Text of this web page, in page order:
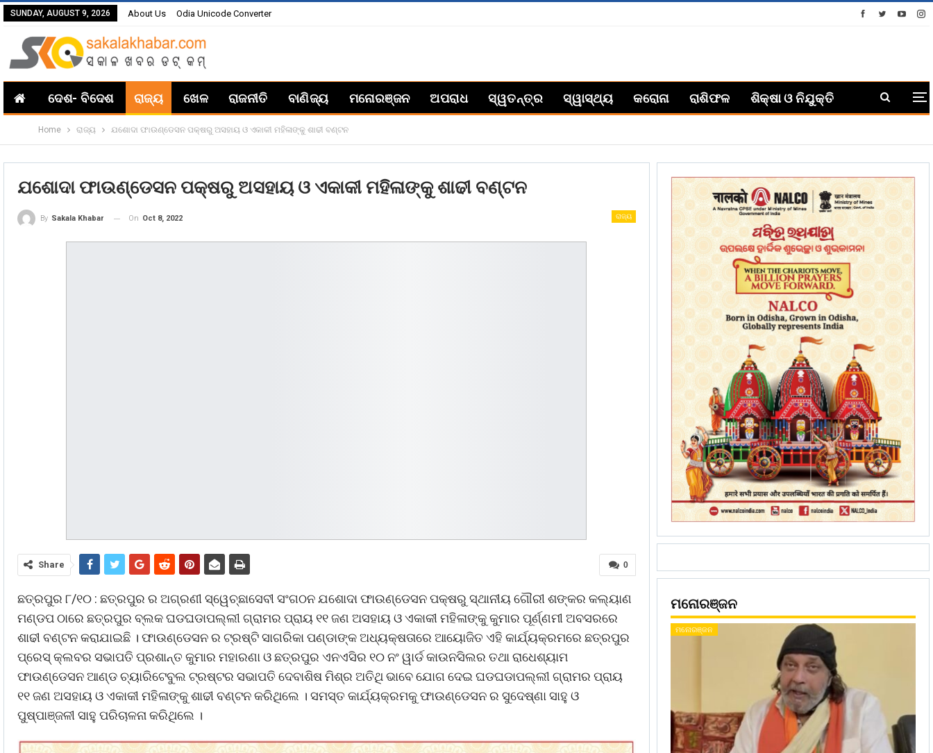
SUNDAY, AUGUST 9, 2026 About Us Odia Unicode Converter
ଦେଶ- ବିଦେଶ ରାଜ୍ୟ ଖେଳ ରାଜନୀତି ବାଣିଜ୍ୟ ମନୋରଞ୍ଜନ ଅପରାଧ ସ୍ୱତନ୍ତ୍ର ସ୍ୱାସ୍ଥ୍ୟ କରୋନା ରାଶିଫଳ ଶିକ୍ଷା ଓ ନିଯୁକ୍ତି
Home ରାଜ୍ୟ ଯଶୋଦା ଫାଉଣ୍ଡେସନ ପକ୍ଷରୁ ଅସହାୟ ଓ ଏକାକୀ ମହିଳାଙ୍କୁ ଶାଢୀ ବଣ୍ଟନ
ଯଶୋଦା ଫାଉଣ୍ଡେସନ ପକ୍ଷରୁ ଅସହାୟ ଓ ଏକାକୀ ମହିଳାଙ୍କୁ ଶାଢୀ ବଣ୍ଟନ
ରାଜ୍ୟ
By Sakala Khabar On Oct 8, 2022
0
Share
ଛତ୍ରପୁର ୮/୧୦ : ଛତ୍ରପୁର ର ଅଗ୍ରଣୀ ସ୍ୱେଚ୍ଛାସେବୀ ସଂଗଠନ ଯଶୋଦା ଫାଉଣ୍ଡେସନ ପକ୍ଷରୁ ସ୍ଥାନୀୟ ଗୌରୀ ଶଙ୍କର କଲ୍ୟାଣ
ମଣ୍ଡପ ଠାରେ ଛତ୍ରପୁର ବ୍ଲକ ଘଡଘଡାପଲ୍ଲୀ ଗ୍ରାମର ପ୍ରାୟ ୧୧ ଜଣ ଅସହାୟ ଓ ଏକାକୀ ମହିଳାଙ୍କୁ କୁମାର ପୂର୍ଣ୍ଣମୀ ଅବସରରେ
ଶାଢୀ ବଣ୍ଟନ କରାଯାଇଛି । ଫାଉଣ୍ଡେସନ ର ଟ୍ରଷ୍ଟି ସାଗରିକା ପଣ୍ଡାଙ୍କ ଅଧ୍ୟକ୍ଷତାରେ ଆୟୋଜିତ ଏହି କାର୍ଯ୍ୟକ୍ରମରେ ଛତ୍ରପୁର
ପ୍ରେସ୍ କ୍ଲବର ସଭାପତି ପ୍ରଶାନ୍ତ କୁମାର ମହାରଣା ଓ ଛତ୍ରପୁର ଏନଏସିର ୧୦ ନଂ ୱାର୍ଡ କାଉନସିଲର ତଥା ରାଧେଶ୍ୟାମ
ଫାଉଣ୍ଡେସନ ଆଣ୍ଡ ଚ୍ୟାରିଟେବୁଲ ଟ୍ରଷ୍ଟର ସଭାପତି ଦେବାଶିଷ ମିଶ୍ର ଅତିଥି ଭାବେ ଯୋଗ ଦେଇ ଘଡଘଡାପଲ୍ଲୀ ଗ୍ରାମର ପ୍ରାୟ
୧୧ ଜଣ ଅସହାୟ ଓ ଏକାକୀ ମହିଳାଙ୍କୁ ଶାଢୀ ବଣ୍ଟନ କରିଥିଲେ । ସମସ୍ତ କାର୍ଯ୍ୟକ୍ରମକୁ ଫାଉଣ୍ଡେସନ ର ସୁଦେଷ୍ଣା ସାହୁ ଓ
ପୁଷ୍ପାଞ୍ଜଳୀ ସାହୁ ପରିଚାଳନା କରିଥିଲେ ।
ମନୋରଞ୍ଜନ
ମନୋରଞ୍ଜନ